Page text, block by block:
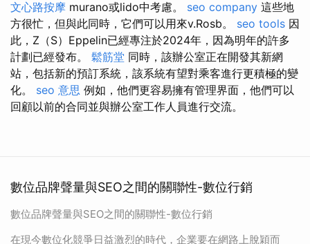
文心路按摩 murano或lido中考慮。 seo company 這些地
方很忙，但與此同時，它們可以用來v.Rosb。 seo tools 因
此，Z（S）Eppelin已經專注於2024年，因為明年的許多
計劃已經發布。 鬆筋堂 同時，該辦公室正在開發其新網
站，包括新的預訂系統，該系統有望對乘客進行更積極的變
化。 seo 意思 例如，他們更容易擁有管理界面，他們可以
回顧以前的合同並與辦公室工作人員進行交流。
數位品牌聲量與SEO之間的關聯性-數位行銷
數位品牌聲量與SEO之間的關聯性-數位行銷
在現今數位化競爭日益激烈的時代，企業要在網路上脫穎而